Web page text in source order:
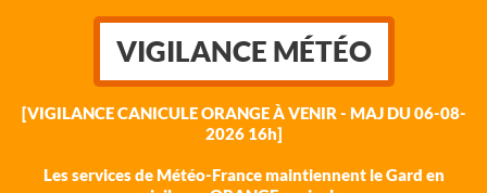
VIGILANCE MÉTÉO
[VIGILANCE CANICULE ORANGE À VENIR - MAJ DU 06-08-
2026 16h]
Les services de Météo-France maintiennent le Gard en